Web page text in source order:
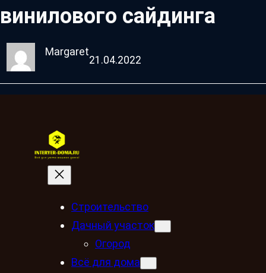
винилового сайдинга
Margaret
21.04.2022
Строительство
Дачный участок
Огород
Всё для дома